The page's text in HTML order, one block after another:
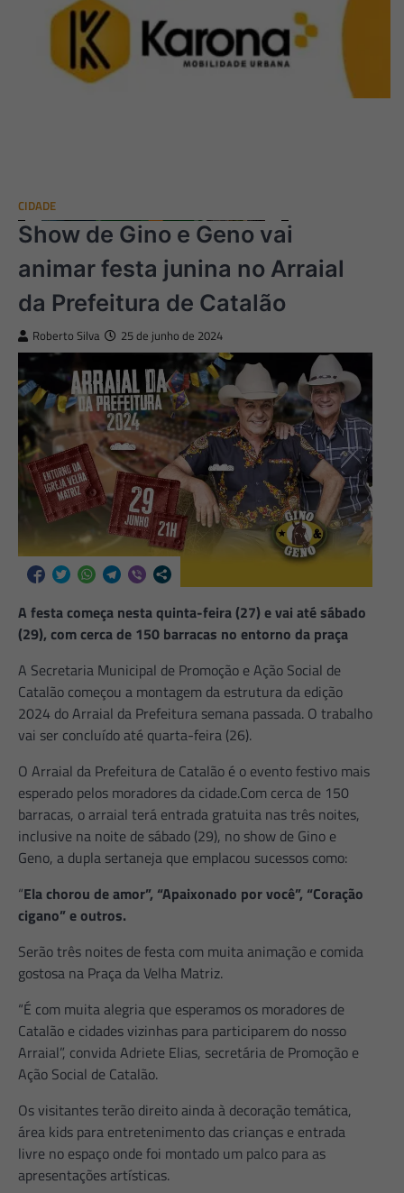
CIDADE
Show de Gino e Geno vai
animar festa junina no Arraial
da Prefeitura de Catalão
Roberto Silva 25 de junho de 2024
A festa começa nesta quinta-feira (27) e vai até sábado
(29), com cerca de 150 barracas no entorno da praça
A Secretaria Municipal de Promoção e Ação Social de
Catalão começou a montagem da estrutura da edição
2024 do Arraial da Prefeitura semana passada. O trabalho
vai ser concluído até quarta-feira (26).
O Arraial da Prefeitura de Catalão é o evento festivo mais
esperado pelos moradores da cidade.Com cerca de 150
barracas, o arraial terá entrada gratuita nas três noites,
inclusive na noite de sábado (29), no show de Gino e
Geno, a dupla sertaneja que emplacou sucessos como:
“Ela chorou de amor”, “Apaixonado por você”, “Coração
cigano” e outros.
Serão três noites de festa com muita animação e comida
gostosa na Praça da Velha Matriz.
“É com muita alegria que esperamos os moradores de
Catalão e cidades vizinhas para participarem do nosso
Arraial”, convida Adriete Elias, secretária de Promoção e
Ação Social de Catalão.
Os visitantes terão direito ainda à decoração temática,
área kids para entretenimento das crianças e entrada
livre no espaço onde foi montado um palco para as
apresentações artísticas.